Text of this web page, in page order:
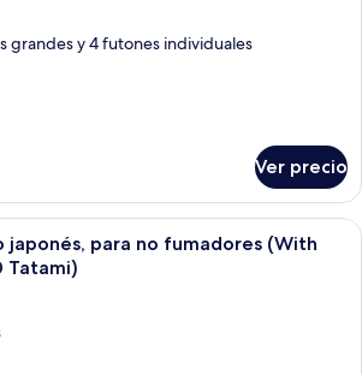
grandes y 4 futones individuales
Ver precio
Una habitación tradicional japonesa
japonés, para no fumadores (With
Tatami)